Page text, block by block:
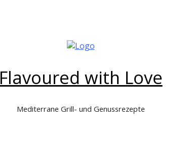
Flavoured with Love
Mediterrane Grill- und Genussrezepte